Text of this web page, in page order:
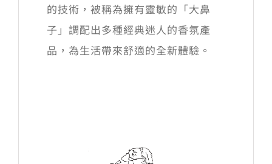
的技術，被稱為擁有靈敏的「大鼻
子」調配出多種經典迷人的香氛產
品，為生活帶來舒適的全新體驗。